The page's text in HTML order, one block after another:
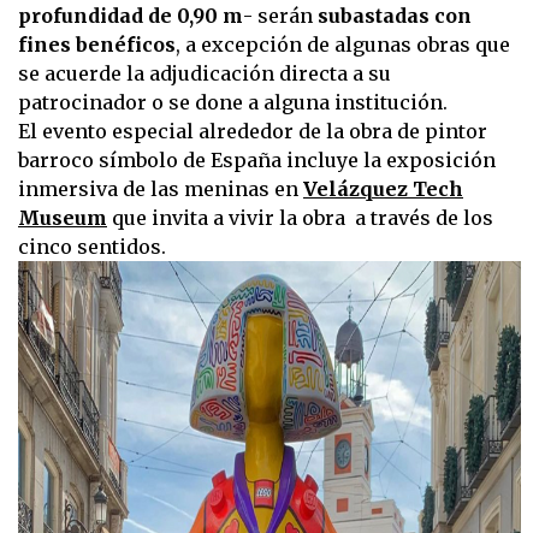
profundidad de 0,90 m- serán subastadas con
fines benéficos, a excepción de algunas obras que
se acuerde la adjudicación directa a su
patrocinador o se done a alguna institución.
El evento especial alrededor de la obra de pintor
barroco símbolo de España incluye la exposición
inmersiva de las meninas en Velázquez Tech
Museum que invita a vivir la obra a través de los
cinco sentidos.